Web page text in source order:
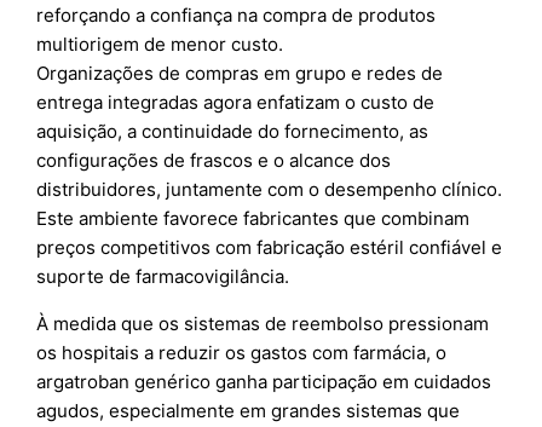
reforçando a confiança na compra de produtos
multiorigem de menor custo.
Organizações de compras em grupo e redes de
entrega integradas agora enfatizam o custo de
aquisição, a continuidade do fornecimento, as
configurações de frascos e o alcance dos
distribuidores, juntamente com o desempenho clínico.
Este ambiente favorece fabricantes que combinam
preços competitivos com fabricação estéril confiável e
suporte de farmacovigilância.
À medida que os sistemas de reembolso pressionam
os hospitais a reduzir os gastos com farmácia, o
argatroban genérico ganha participação em cuidados
agudos, especialmente em grandes sistemas que